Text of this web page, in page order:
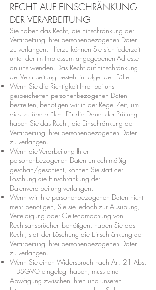
RECHT AUF EINSCHRÄNKUNG
DER VERARBEITUNG
Sie haben das Recht, die Einschränkung der
Verarbeitung Ihrer personenbezogenen Daten
zu verlangen. Hierzu können Sie sich jederzeit
unter der im Impressum angegebenen Adresse
an uns wenden. Das Recht auf Einschränkung
der Verarbeitung besteht in folgenden Fällen:
Wenn Sie die Richtigkeit Ihrer bei uns
gespeicherten personenbezogenen Daten
bestreiten, benötigen wir in der Regel Zeit, um
dies zu überprüfen. Für die Dauer der Prüfung
haben Sie das Recht, die Einschränkung der
Verarbeitung Ihrer personenbezogenen Daten
zu verlangen.
Wenn die Verarbeitung Ihrer
personenbezogenen Daten unrechtmäßig
geschah/geschieht, können Sie statt der
Löschung die Einschränkung der
Datenverarbeitung verlangen.
Wenn wir Ihre personenbezogenen Daten nicht
mehr benötigen, Sie sie jedoch zur Ausübung,
Verteidigung oder Geltendmachung von
Rechtsansprüchen benötigen, haben Sie das
Recht, statt der Löschung die Einschränkung der
Verarbeitung Ihrer personenbezogenen Daten
zu verlangen.
Wenn Sie einen Widerspruch nach Art. 21 Abs.
1 DSGVO eingelegt haben, muss eine
Abwägung zwischen Ihren und unseren